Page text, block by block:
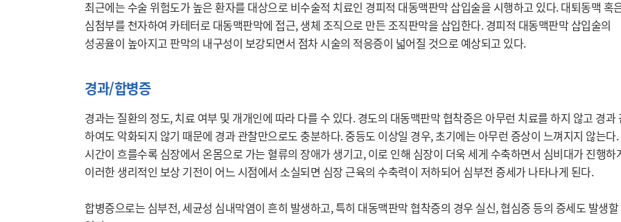
최근에는 수술 위험도가 높은 환자를 대상으로 비수술적 치료인 경피적 대동맥판막 삽입술을 시행하고 있다. 대퇴동맥 혹
심첨부를 천자하여 카테터로 대동맥판막에 접근, 생체 조직으로 만든 조직판막을 삽입한다. 경피적 대동맥판막 삽입술의
성공율이 높아지고 판막의 내구성이 보강되면서 점차 시술의 적응증이 넓어질 것으로 예상되고 있다.
경과/합병증
경과는 질환의 정도, 치료 여부 및 개개인에 따라 다를 수 있다. 경도의 대동맥판막 협착증은 아무런 치료를 하지 않고 경과
하여도 악화되지 않기 때문에 경과 관찰만으로도 충분하다. 중등도 이상일 경우, 초기에는 아무런 증상이 느껴지지 않는다
시간이 흐를수록 심장에서 온몸으로 가는 혈류의 장애가 생기고, 이로 인해 심장이 더욱 세게 수축하면서 심비대가 진행하
이러한 생리적인 보상 기전이 어느 시점에서 소실되면 심장 근육의 수축력이 저하되어 심부전 증세가 나타나게 된다.
합병증으로는 심부전, 세균성 심내막염이 흔히 발생하고, 특히 대동맥판막 협착증의 경우 실신, 협심증 등의 증세도 발생할